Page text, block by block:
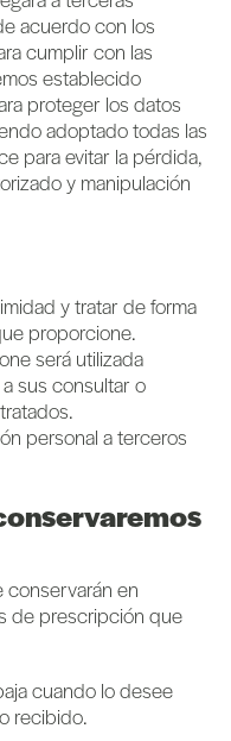
acuerdo con los
cumplir con las
establecido
proteger los datos
adoptado todas las
para evitar la pérdida,
y manipulación
y tratar de forma
proporcione.
será utilizada
sus consultar o
personal a terceros
conservarán en
de prescripción que
cuando lo desee
recibido.